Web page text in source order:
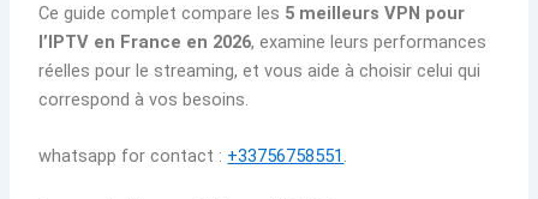
Ce guide complet compare les 5 meilleurs VPN pour
l’IPTV en France en 2026, examine leurs performances
réelles pour le streaming, et vous aide à choisir celui qui
correspond à vos besoins.
whatsapp for contact : +33756758551 .